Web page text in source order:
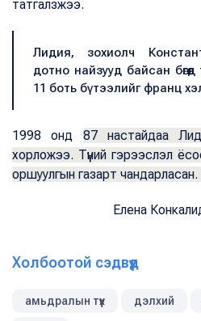
татгалзжээ.
Лидия, зохиолч
дотно найзууд байсан
11 боть бүтээлийг франц
1998 онд 87 настайдаа
хорложээ. Түүний гэрээслэл
оршуулгын газарт чандарласан.
Елена
Холбоотой сэдвүүд
амьдралын түүх дэлхий